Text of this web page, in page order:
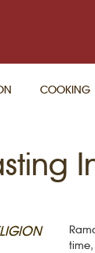
COOKING